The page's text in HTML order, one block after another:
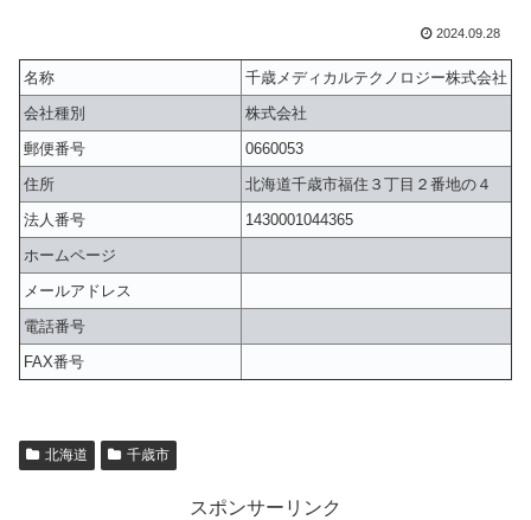
2024.09.28
名称
千歳メディカルテクノロジー株式会社
会社種別
株式会社
郵便番号
0660053
住所
北海道千歳市福住３丁目２番地の４
法人番号
1430001044365
ホームページ
メールアドレス
電話番号
FAX番号
北海道 千歳市
スポンサーリンク